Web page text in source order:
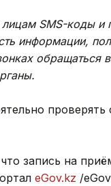
лицам SMS-коды
информации,
проверять
запись на
eGov.kz /